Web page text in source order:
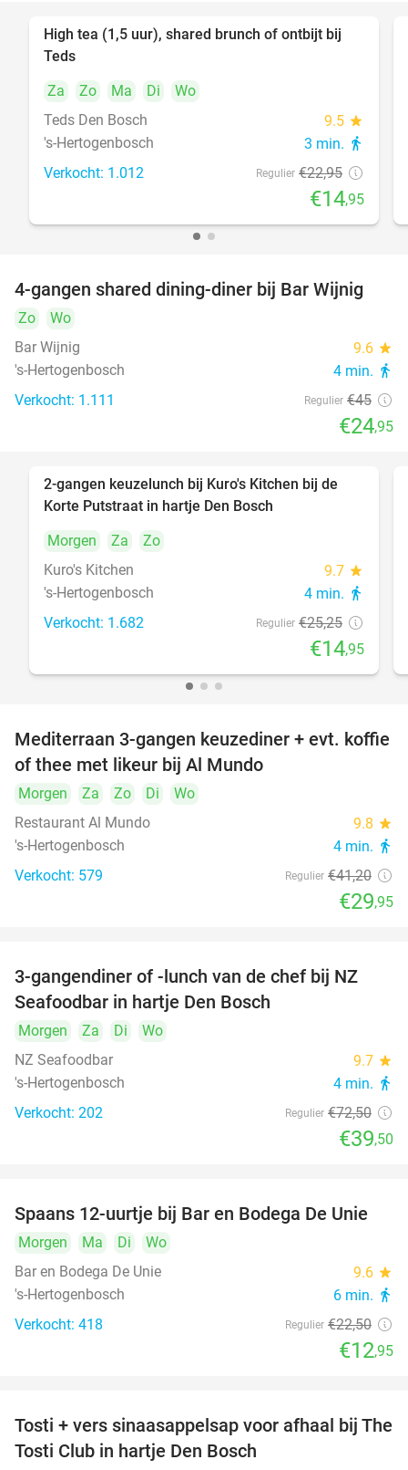
35%
High tea (1,5 uur), shared brunch of ontbijt bij
Teds
Za
Zo Ma Di
Wo
Teds Den Bosch
9.5 star
's-Hertogenbosch 3 min. directions_walk
Verkocht: 1.012 Regulier €22,95
€14,95
45%
4-gangen shared dining-diner bij Bar Wijnig
Zo
Wo
Bar Wijnig
9.6 star
's-Hertogenbosch 4 min. directions_walk
Verkocht: 1.111 Regulier €45
€24,95
2-gangen keuzelunch bij Kuro's Kitchen bij de
Korte Putstraat in hartje Den Bosch
Morgen
Za
Zo
Kuro's Kitchen
9.7 star
's-Hertogenbosch 4 min. directions_walk
Verkocht: 1.682 Regulier €25,25
€14,95
27%
Mediterraan 3-gangen keuzediner + evt. koffie
of thee met likeur bij Al Mundo
Morgen Za Zo Di
Wo
Restaurant Al Mundo
9.8 star
's-Hertogenbosch 4 min. directions_walk
Verkocht: 579 Regulier €41,20
€29,95
46%
3-gangendiner of -lunch van de chef bij NZ
Seafoodbar in hartje Den Bosch
Morgen Za Di
Wo
NZ Seafoodbar
9.7 star
's-Hertogenbosch 4 min. directions_walk
Verkocht: 202 Regulier €72,50
€39,50
42%
Spaans 12-uurtje bij Bar en Bodega De Unie
Morgen Ma Di
Wo
Bar en Bodega De Unie
9.6 star
's-Hertogenbosch 6 min. directions_walk
Verkocht: 418 Regulier €22,50
€12,95
49%
Tosti + vers sinaasappelsap voor afhaal bij The
Tosti Club in hartje Den Bosch